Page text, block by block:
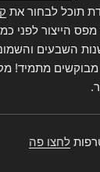
תוכל לבחור את
הייצור לפני
השבעים
מתמיד!
לחצו פה